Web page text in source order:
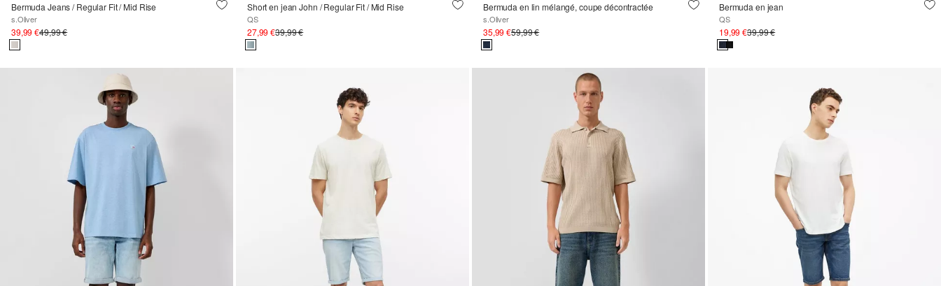
Bermuda Jeans / Regular Fit / Mid Rise
s.Oliver
39,99 €49,99 €
Short en jean John / Regular Fit / Mid Rise
QS
27,99 €39,99 €
Bermuda en lin mélangé, coupe décontractée
s.Oliver
35,99 €59,99 €
Bermuda en jean
QS
19,99 €39,99 €